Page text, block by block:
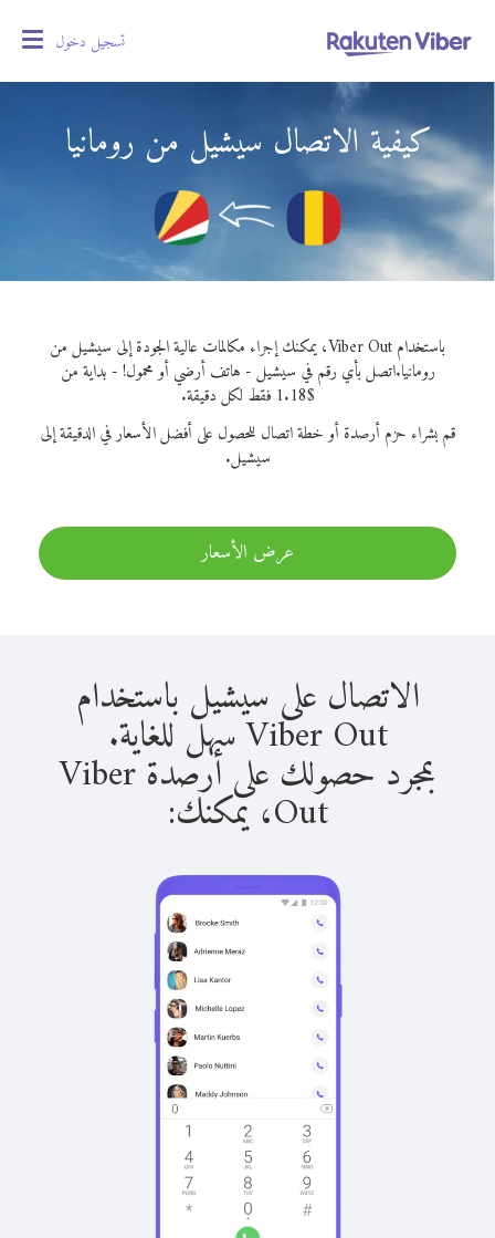
تسجيل دخول
كيفية الاتصال سيشيل من رومانيا
باستخدام Viber Out، يمكنك إجراء مكالمات عالية الجودة إلى سيشيل من
رومانيا.اتصل بأي رقم في سيشيل - هاتف أرضي أو محمول! - بداية من
$1.18 فقط لكل دقيقة.
قم بشراء حزم أرصدة أو خطة اتصال للحصول على أفضل الأسعار في الدقيقة إلى
سيشيل.
عرض الأسعار
الاتصال على سيشيل باستخدام
Viber Out سهل للغاية.
بمجرد حصولك على أرصدة Viber
Out، يمكنك: